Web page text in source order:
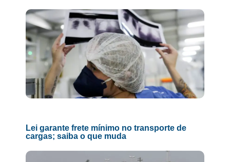
Lei garante frete mínimo no transporte de
cargas; saiba o que muda